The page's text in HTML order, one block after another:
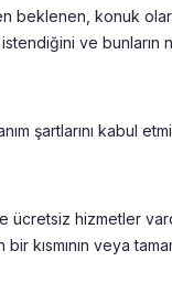
beklenen, konuk
ve bunların
şartlarını kabul etmiş
ücretsiz hizmetler
bir kısmının veya